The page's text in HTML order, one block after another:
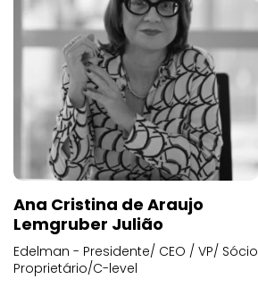
Ana Cristina de Araujo
Lemgruber Julião
Edelman - Presidente/ CEO / VP/ Sócio
Proprietário/C-level